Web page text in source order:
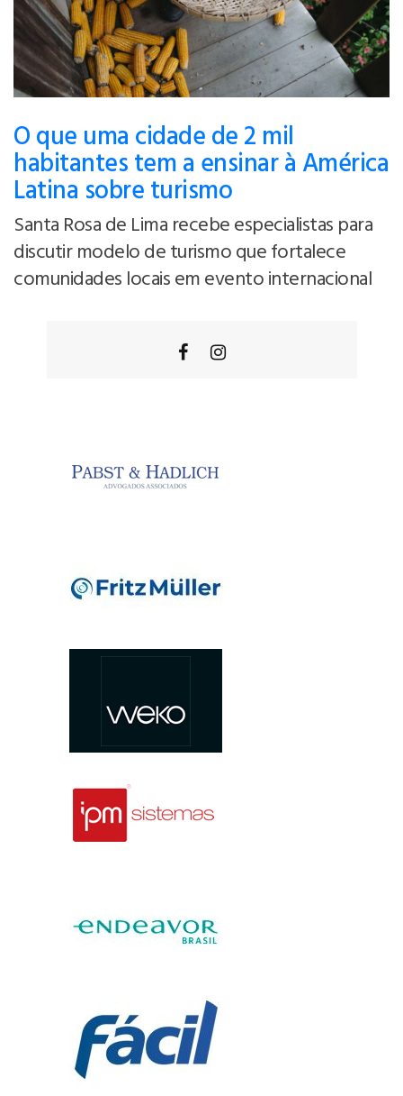
O que uma cidade de 2 mil
habitantes tem a ensinar à América
Latina sobre turismo
Santa Rosa de Lima recebe especialistas para
discutir modelo de turismo que fortalece
comunidades locais em evento internacional